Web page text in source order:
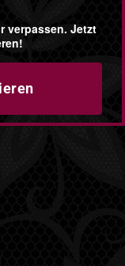
verpassen. Jetzt